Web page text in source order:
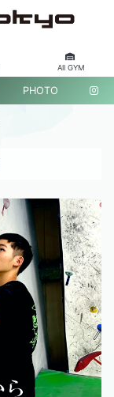
All GYM
PHOTO